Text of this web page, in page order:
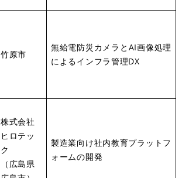
竹原市
無給電防災カメラとAI画像処理
によるインフラ管理DX
株式会社
ヒロテッ
ク
（広島県
製造業向け社内教育プラットフ
ォームの開発